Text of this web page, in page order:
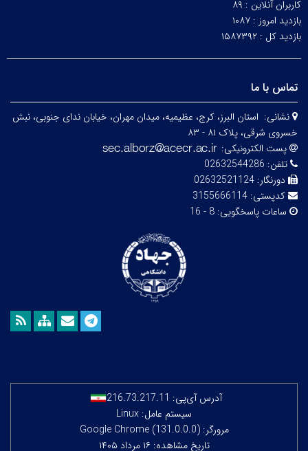
کاربران آنلاین : ۸۹
بازدید امروز : ۱۰۸۷
بازدید کل : ۱۵۸۷۳۹۲
تماس با ما
نشانی: استان البرز، کرج، عظیمیه، میدان مهران، خیابان ندای جنوبی، نبش
خسروی شرقی، پلاک ۸۱ - ۸۳
پست الکترونیکی:
تلفن: 02632544286
دورنگار: 02632521124
کدپستی: 3155666114
ساعات پاسخگویی: 8 - 16
آدرس آی‌پی: 216.73.217.11
سیستم عامل: Linux
مرورگر: Google Chrome (131.0.0.0)
تاریخ مشاهده: ۱۶ مرداد ۱۴۰۵